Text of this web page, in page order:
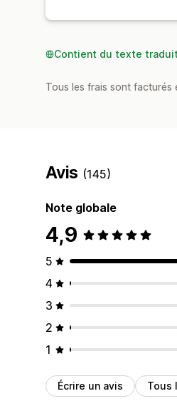
Contient du texte
Tous les frais sont facturés
Avis (145)
Note globale
4,9
5
4
3
2
1
Écrire un avis Tous